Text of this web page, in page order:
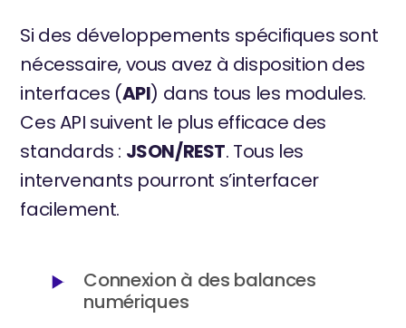
Si des développements spécifiques sont
nécessaire, vous avez à disposition des
interfaces (API) dans tous les modules.
Ces API suivent le plus efficace des
standards : JSON/REST. Tous les
intervenants pourront s’interfacer
facilement.
Connexion à des balances
numériques